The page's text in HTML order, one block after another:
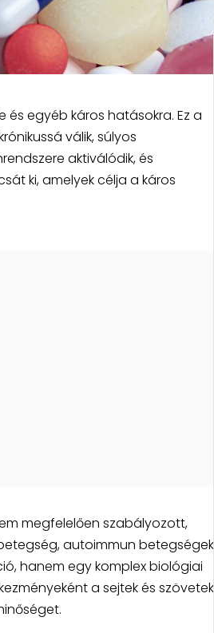
és egyéb káros hatásokra. Ez a
válik, súlyos
aktiválódik, és
ki, amelyek célja a káros
megfelelően szabályozott,
autoimmun betegségek
hanem egy komplex biológiai
a sejtek és szövetek